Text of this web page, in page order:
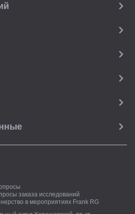
заказа исследований
в мероприятиях Frank RG